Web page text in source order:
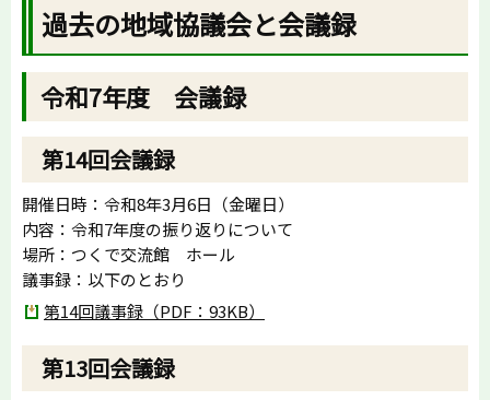
過去の地域協議会と会議録
令和7年度 会議録
第14回会議録
開催日時：令和8年3月6日（金曜日）
内容：令和7年度の振り返りについて
場所：つくで交流館 ホール
議事録：以下のとおり
第14回議事録（PDF：93KB）
第13回会議録